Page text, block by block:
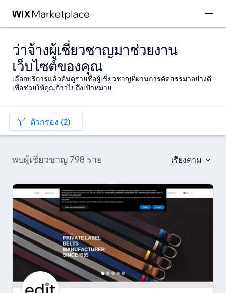
ว่าจ้างผู้เชี่ยวชาญมาช่วยงาน
เว็บไซต์ของคุณ
เลือกบริการแล้วค้นดูรายชื่อผู้เชี่ยวชาญที่ผ่านการคัดสรรมาอย่างดี
เพื่อช่วยให้คุณก้าวไปถึงเป้าหมาย
ตัวกรอง (2)
พบผู้เชี่ยวชาญ 798 ราย เรียงตาม